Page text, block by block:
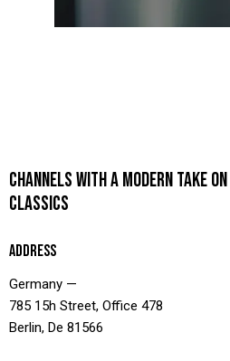
CHANNELS WITH A MODERN TAKE
CLASSICS
ADDRESS
Germany —
785 15h Street, Office 478
Berlin, De 81566